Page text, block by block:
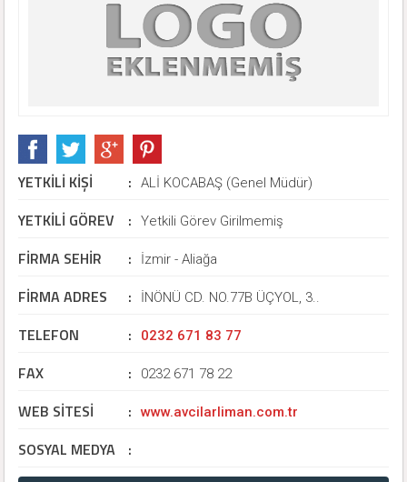
YETKİLİ KİŞİ : ALİ KOCABAŞ (Genel Müdür)
YETKİLİ GÖREV : Yetkili Görev Girilmemiş
FİRMA SEHİR : İzmir - Aliağa
FİRMA ADRES : İNÖNÜ CD. NO.77B ÜÇYOL, 3..
TELEFON : 0232 671 83 77
FAX : 0232 671 78 22
WEB SİTESİ : www.avcilarliman.com.tr
SOSYAL MEDYA :